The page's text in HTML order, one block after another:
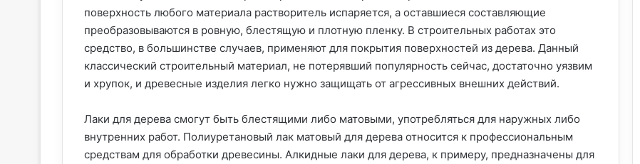
поверхность любого материала растворитель испаряется, а оставшиеся составляющие
преобразовываются в ровную, блестящую и плотную пленку. В строительных работах это
средство, в большинстве случаев, применяют для покрытия поверхностей из дерева. Данный
классический строительный материал, не потерявший популярность сейчас, достаточно уязвим
и хрупок, и древесные изделия легко нужно защищать от агрессивных внешних действий.
Лаки для дерева смогут быть блестящими либо матовыми, употребляться для наружных либо
внутренних работ. Полиуретановый лак матовый для дерева относится к профессиональным
средствам для обработки древесины. Алкидные лаки для дерева, к примеру, предназначены для